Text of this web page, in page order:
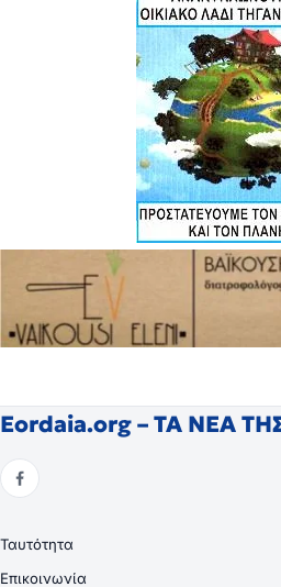
Eordaia.org – ΤΑ ΝΕΑ
Ταυτότητα
Επικοινωνία